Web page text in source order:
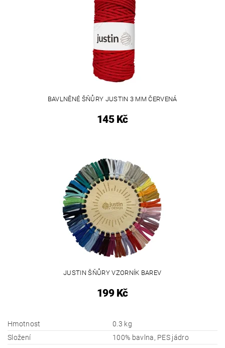
BAVLNĚNÉ ŠŇŮRY JUSTIN 3 MM ČERVENÁ
145 Kč
JUSTIN ŠŇŮRY VZORNÍK BAREV
199 Kč
Hmotnost
0.3 kg
Složení
100% bavlna, PES jádro